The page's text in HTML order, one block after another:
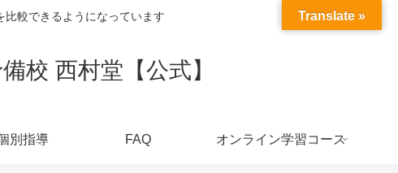
較できるようになっています
校 西村堂【公式】
別指導 FAQ オンライン学習コース
Translate »